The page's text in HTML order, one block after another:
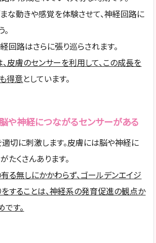
な動きや感覚を体験させて、神経回路に
経回路はさらに張り巡らされます。
皮膚のセンサーを利用して、この成長を
得意としています。
や神経につながるセンサーがある
切に刺激します。皮膚には脳や神経に
たくさんあります。
る無しにかかわらず、ゴールデンエイジ
することは、神経系の発育促進の観点か
す。